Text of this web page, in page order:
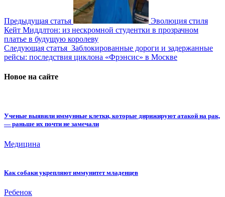
Предыдущая статья
Эволюция стиля
Кейт Миддлтон: из нескромной студентки в прозрачном
платье в будущую королеву
Следующая статья Заблокированные дороги и задержанные
рейсы: последствия циклона «Фрэнсис» в Москве
Новое на сайте
Ученые выявили иммунные клетки, которые дирижируют атакой на рак,
— раньше их почти не замечали
Медицина
Как собаки укрепляют иммунитет младенцев
Ребенок